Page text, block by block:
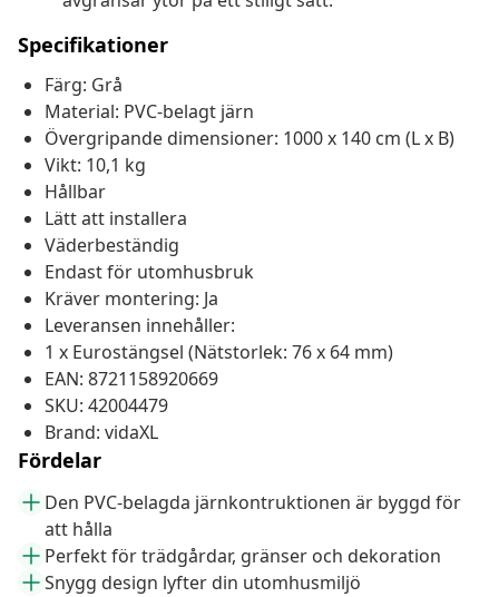
Specifikationer
Färg: Grå
Material: PVC-belagt järn
Övergripande dimensioner: 1000 x 140 cm (L x B)
Vikt: 10,1 kg
Hållbar
Lätt att installera
Väderbeständig
Endast för utomhusbruk
Kräver montering: Ja
Leveransen innehåller:
1 x Eurostängsel (Nätstorlek: 76 x 64 mm)
EAN: 8721158920669
SKU: 42004479
Brand: vidaXL
Fördelar
Den PVC-belagda järnkontruktionen är byggd för
att hålla
Perfekt för trädgårdar, gränser och dekoration
Snygg design lyfter din utomhusmiljö